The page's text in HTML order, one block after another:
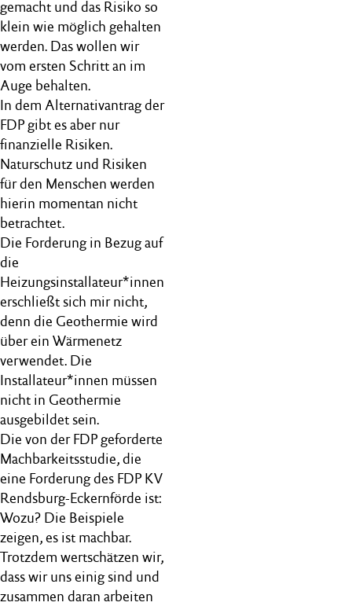
gemacht und das Risiko so
klein wie möglich gehalten
werden. Das wollen wir
vom ersten Schritt an im
Auge behalten.
In dem Alternativantrag der
FDP gibt es aber nur
finanzielle Risiken.
Naturschutz und Risiken
für den Menschen werden
hierin momentan nicht
betrachtet.
Die Forderung in Bezug auf
die
Heizungsinstallateur*innen
erschließt sich mir nicht,
denn die Geothermie wird
über ein Wärmenetz
verwendet. Die
Installateur*innen müssen
nicht in Geothermie
ausgebildet sein.
Die von der FDP geforderte
Machbarkeitsstudie, die
eine Forderung des FDP KV
Rendsburg-Eckernförde ist:
Wozu? Die Beispiele
zeigen, es ist machbar.
Trotzdem wertschätzen wir,
dass wir uns einig sind und
zusammen daran arbeiten